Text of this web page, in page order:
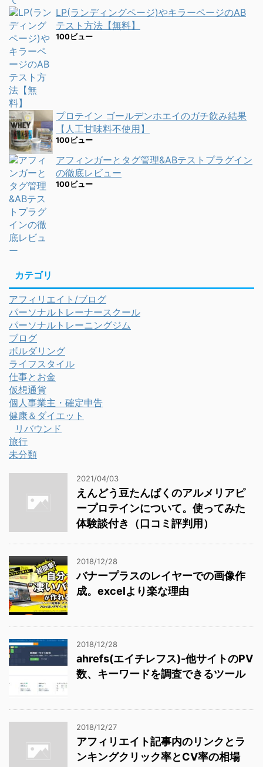
LP(ランディングページ)やキラーページのAB
テスト方法【無料】
100ビュー
プロテイン ゴールデンホエイのガチ飲み結果
【人工甘味料不使用】
100ビュー
アフィンガーとタグ管理&ABテストプラグイン
の徹底レビュー
100ビュー
カテゴリ
アフィリエイト/ブログ
パーソナルトレーナースクール
パーソナルトレーニングジム
ブログ
ボルダリング
ライフスタイル
仕事とお金
仮想通貨
個人事業主・確定申告
健康＆ダイエット
リバウンド
旅行
未分類
2021/04/03
えんどう豆たんぱくのアルメリアピ
ープロテインについて。使ってみた
体験談付き（口コミ評判用）
2018/12/28
バナープラスのレイヤーでの画像作
成。excelより楽な理由
2018/12/28
ahrefs(エイチレフス)-他サイトのPV
数、キーワードを調査できるツール
2018/12/27
アフィリエイト記事内のリンクとラ
ンキングクリック率とCV率の相場